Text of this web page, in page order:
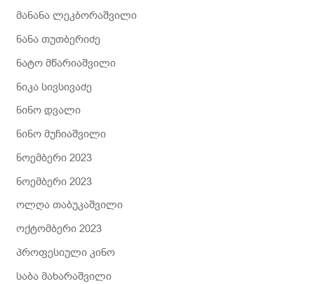
მანანა ლეკბორაშვილი
ნანა თუთბერიძე
ნატო მწარიაშვილი
ნიკა სივსივაძე
ნინო დვალი
ნინო მუჩიაშვილი
ნოემბერი 2023
ნოემბერი 2023
ოლღა თაბუკაშვილი
ოქტომბერი 2023
პროფესიული კინო
საბა მახარაშვილი